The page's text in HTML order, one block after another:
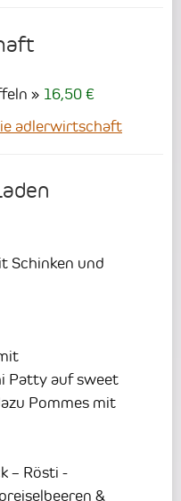
16,50 €
adlerwirtschaft
Schinken und
Patty auf sweet
Pommes mit
– Rösti -
&